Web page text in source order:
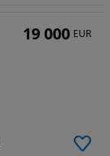
19 000 EUR